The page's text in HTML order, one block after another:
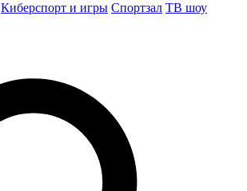
Киберспорт и игры Спортзал ТВ шоу